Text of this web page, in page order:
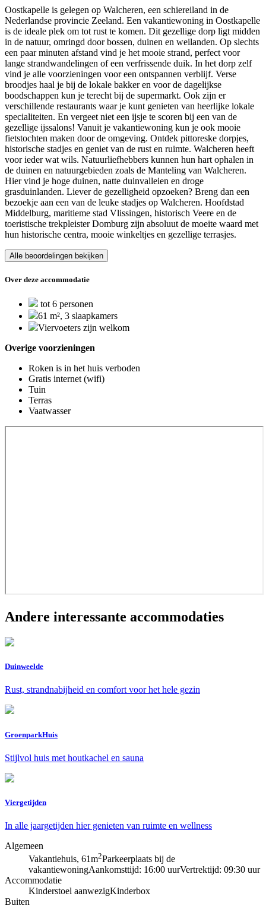
Oostkapelle is gelegen op Walcheren, een schiereiland in de
Nederlandse provincie Zeeland. Een vakantiewoning in Oostkapelle
is de ideale plek om tot rust te komen. Dit gezellige dorp ligt midden
in de natuur, omringd door bossen, duinen en weilanden. Op slechts
een paar minuten afstand vind je het mooie strand, perfect voor
lange strandwandelingen of een verfrissende duik. In het dorp zelf
vind je alle voorzieningen voor een ontspannen verblijf. Verse
broodjes haal je bij de lokale bakker en voor de dagelijkse
boodschappen kun je terecht bij de supermarkt. Ook zijn er
verschillende restaurants waar je kunt genieten van heerlijke lokale
specialiteiten. En vergeet niet een ijsje te scoren bij een van de
gezellige ijssalons! Vanuit je vakantiewoning kun je ook mooie
fietstochten maken door de omgeving. Ontdek pittoreske dorpjes,
historische stadjes en geniet van de rust en ruimte. Walcheren heeft
voor ieder wat wils. Natuurliefhebbers kunnen hun hart ophalen in
de duinen en natuurgebieden zoals de Manteling van Walcheren.
Hier vind je hoge duinen, natte duinvalleien en droge
grasduinlanden. Liever de gezelligheid opzoeken? Breng dan een
bezoekje aan een van de leuke stadjes op Walcheren. Hoofdstad
Middelburg, maritieme stad Vlissingen, historisch Veere en de
toeristische trekpleister Domburg zijn absoluut de moeite waard met
hun historische centra, mooie winkeltjes en gezellige terrasjes.
Alle beoordelingen bekijken
Over deze accommodatie
tot 6 personen
61 m², 3 slaapkamers
Viervoeters zijn welkom
Overige voorzieningen
Roken is in het huis verboden
Gratis internet (wifi)
Tuin
Terras
Vaatwasser
Andere interessante accommodaties
Duinweelde
Rust, strandnabijheid en comfort voor het hele gezin
GroenparkHuis
Stijlvol huis met houtkachel en sauna
Viergetijden
In alle jaargetijden hier genieten van ruimte en wellness
Algemeen
Vakantiehuis, 61m2Parkeerplaats bij de
vakantiewoningAankomsttijd: 16:00 uurVertrektijd: 09:30 uur
Accommodatie
Kinderstoel aanwezigKinderbox
Buiten